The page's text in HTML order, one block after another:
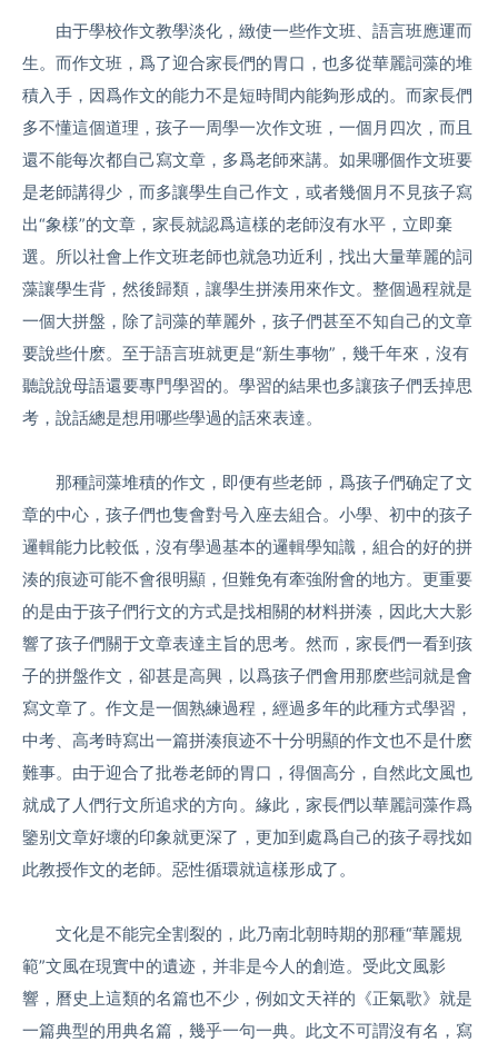
由于學校作文教學淡化，緻使一些作文班、語言班應運而
生。而作文班，爲了迎合家長們的胃口，也多從華麗詞藻的堆
積入手，因爲作文的能力不是短時間内能夠形成的。而家長們
多不懂這個道理，孩子一周學一次作文班，一個月四次，而且
還不能每次都自己寫文章，多爲老師來講。如果哪個作文班要
是老師講得少，而多讓學生自己作文，或者幾個月不見孩子寫
出“象樣”的文章，家長就認爲這樣的老師沒有水平，立即棄
選。所以社會上作文班老師也就急功近利，找出大量華麗的詞
藻讓學生背，然後歸類，讓學生拼湊用來作文。整個過程就是
一個大拼盤，除了詞藻的華麗外，孩子們甚至不知自己的文章
要說些什麽。至于語言班就更是“新生事物”，幾千年來，沒有
聽說說母語還要專門學習的。學習的結果也多讓孩子們丢掉思
考，說話總是想用哪些學過的話來表達。
那種詞藻堆積的作文，即便有些老師，爲孩子們确定了文
章的中心，孩子們也隻會對号入座去組合。小學、初中的孩子
邏輯能力比較低，沒有學過基本的邏輯學知識，組合的好的拼
湊的痕迹可能不會很明顯，但難免有牽強附會的地方。更重要
的是由于孩子們行文的方式是找相關的材料拼湊，因此大大影
響了孩子們關于文章表達主旨的思考。然而，家長們一看到孩
子的拼盤作文，卻甚是高興，以爲孩子們會用那麽些詞就是會
寫文章了。作文是一個熟練過程，經過多年的此種方式學習，
中考、高考時寫出一篇拼湊痕迹不十分明顯的作文也不是什麽
難事。由于迎合了批卷老師的胃口，得個高分，自然此文風也
就成了人們行文所追求的方向。緣此，家長們以華麗詞藻作爲
鑒别文章好壞的印象就更深了，更加到處爲自己的孩子尋找如
此教授作文的老師。惡性循環就這樣形成了。
文化是不能完全割裂的，此乃南北朝時期的那種“華麗規
範”文風在現實中的遺迹，并非是今人的創造。受此文風影
響，曆史上這類的名篇也不少，例如文天祥的《正氣歌》就是
一篇典型的用典名篇，幾乎一句一典。此文不可謂沒有名，寫